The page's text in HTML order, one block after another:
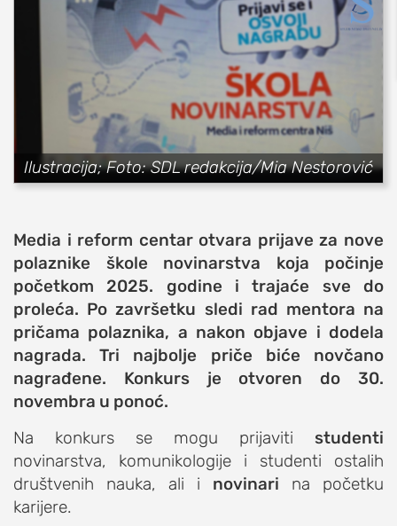
društvo
kultura
sport
fudbal
košarka
rukomet
ostali sportovi
zabava
muzika
putovanja
moda i stil
studenti
organizacije
konkursi
fakulteti
studentski život
zdravlje
Ilustracija; Foto: SDL redakcija/Mia Nestorović
Media i reform centar otvara prijave za nove
polaznike škole novinarstva koja počinje
početkom 2025. godine i trajaće sve do
proleća. Po završetku sledi rad mentora na
pričama polaznika, a nakon objave i dodela
nagrada. Tri najbolje priče biće novčano
nagrađene. Konkurs je otvoren do 30.
novembra u ponoć.
Na konkurs se mogu prijaviti studenti
novinarstva, komunikologije i studenti ostalih
društvenih nauka, ali i novinari na početku
karijere.